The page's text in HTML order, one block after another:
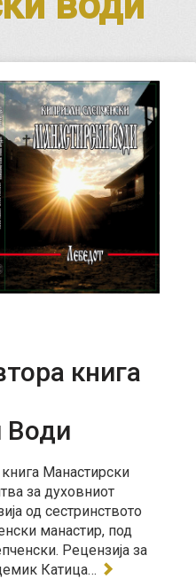
книга
Води
Манастирски
за духовниот
од сестринството
манастир, под
Рецензија за
Катица…